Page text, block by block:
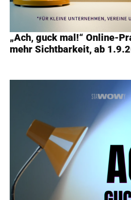
„Ach, guck mal!“ Online-
mehr Sichtbarkeit, ab